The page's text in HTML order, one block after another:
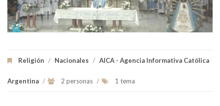
Religión / Nacionales / AICA - Agencia Informativa Católica
Argentina / 2 personas / 1 tema